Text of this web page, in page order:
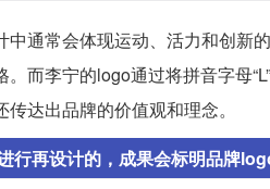
中通常会体现运动、活力和创新
。而李宁的logo通过将拼音字母
达出品牌的价值观和理念。
行再设计的，成果会标明品牌